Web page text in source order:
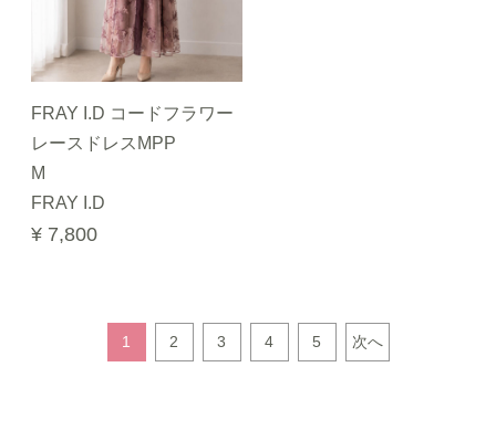
FRAY I.D コードフラワー
レースドレスMPP
M
FRAY I.D
¥ 7,800
1 2 3 4 5 次へ